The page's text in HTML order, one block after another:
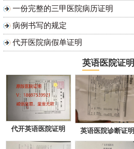
一份完整的三甲医院病历证明
病例书写的规定
代开医院病假单证明
英语医院证明
代开英语医院证明 英语医院诊断证明